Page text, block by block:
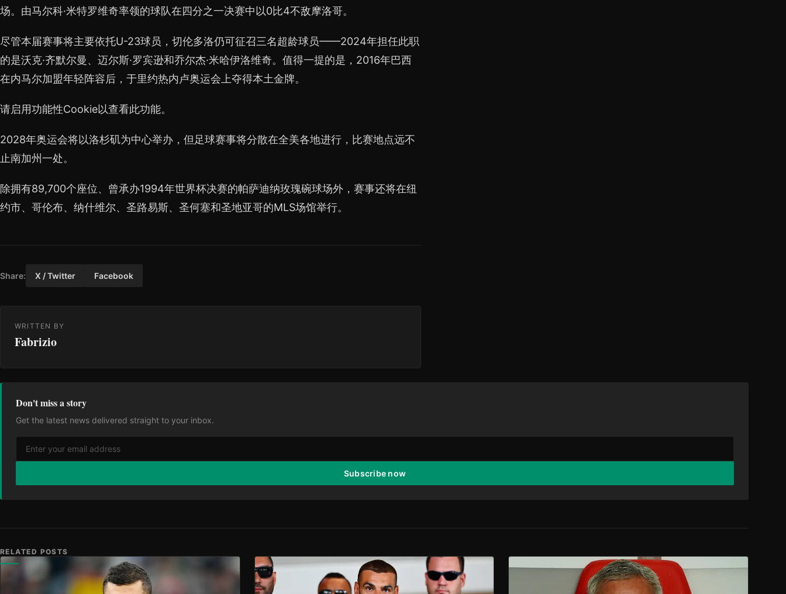
场。由马尔科·米特罗维奇率领的球队在四分之一决赛中以0比4不敌摩洛哥。
尽管本届赛事将主要依托U-23球员，切伦多洛仍可征召三名超龄球员——2024年担任此职
的是沃克·齐默尔曼、迈尔斯·罗宾逊和乔尔杰·米哈伊洛维奇。值得一提的是，2016年巴西
在内马尔加盟年轻阵容后，于里约热内卢奥运会上夺得本土金牌。
请启用功能性Cookie以查看此功能。
2028年奥运会将以洛杉矶为中心举办，但足球赛事将分散在全美各地进行，比赛地点远不
止南加州一处。
除拥有89,700个座位、曾承办1994年世界杯决赛的帕萨迪纳玫瑰碗球场外，赛事还将在纽
约市、哥伦布、纳什维尔、圣路易斯、圣何塞和圣地亚哥的MLS场馆举行。
Share: X / Twitter Facebook
WRITTEN BY
Fabrizio
Don't miss a story
Get the latest news delivered straight to your inbox.
Subscribe now
RELATED POSTS